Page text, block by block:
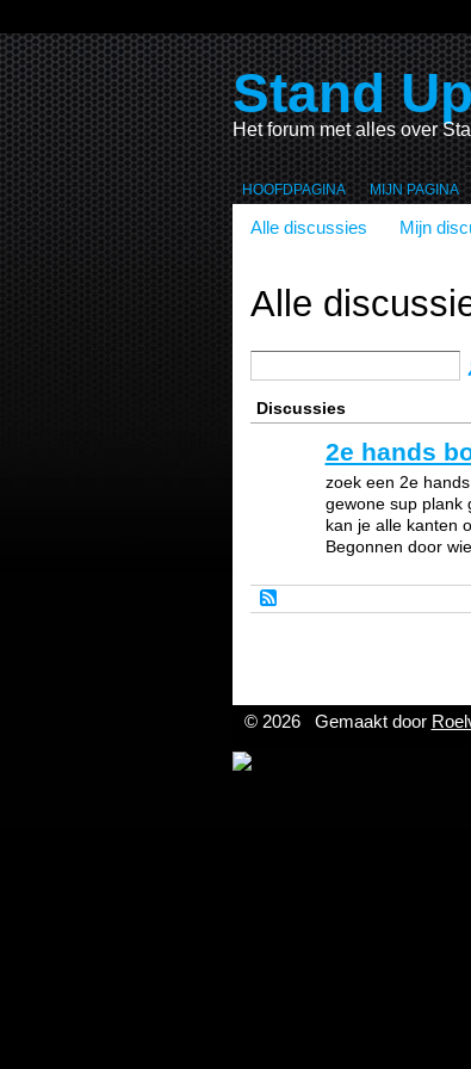
Stand
Het forum met alles over
HOOFDPAGINA MIJN PAGINA
Alle discussies Mijn
Alle
Discussies
2e hands
zoek een 2e
gewone sup plank
kan je alle kanten
Begonnen door
© 2026 Gemaakt door